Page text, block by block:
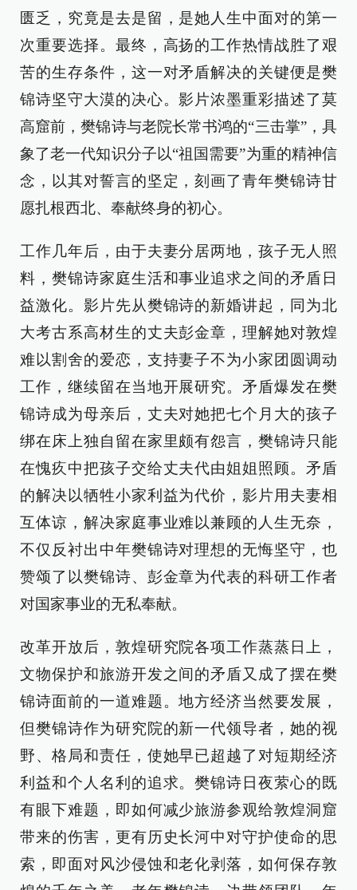
匮乏，究竟是去是留，是她人生中面对的第一
次重要选择。最终，高扬的工作热情战胜了艰
苦的生存条件，这一对矛盾解决的关键便是樊
锦诗坚守大漠的决心。影片浓墨重彩描述了莫
高窟前，樊锦诗与老院长常书鸿的“三击掌”，具
象了老一代知识分子以“祖国需要”为重的精神信
念，以其对誓言的坚定，刻画了青年樊锦诗甘
愿扎根西北、奉献终身的初心。
工作几年后，由于夫妻分居两地，孩子无人照
料，樊锦诗家庭生活和事业追求之间的矛盾日
益激化。影片先从樊锦诗的新婚讲起，同为北
大考古系高材生的丈夫彭金章，理解她对敦煌
难以割舍的爱恋，支持妻子不为小家团圆调动
工作，继续留在当地开展研究。矛盾爆发在樊
锦诗成为母亲后，丈夫对她把七个月大的孩子
绑在床上独自留在家里颇有怨言，樊锦诗只能
在愧疚中把孩子交给丈夫代由姐姐照顾。矛盾
的解决以牺牲小家利益为代价，影片用夫妻相
互体谅，解决家庭事业难以兼顾的人生无奈，
不仅反衬出中年樊锦诗对理想的无悔坚守，也
赞颂了以樊锦诗、彭金章为代表的科研工作者
对国家事业的无私奉献。
改革开放后，敦煌研究院各项工作蒸蒸日上，
文物保护和旅游开发之间的矛盾又成了摆在樊
锦诗面前的一道难题。地方经济当然要发展，
但樊锦诗作为研究院的新一代领导者，她的视
野、格局和责任，使她早已超越了对短期经济
利益和个人名利的追求。樊锦诗日夜萦心的既
有眼下难题，即如何减少旅游参观给敦煌洞窟
带来的伤害，更有历史长河中对守护使命的思
索，即面对风沙侵蚀和老化剥落，如何保存敦